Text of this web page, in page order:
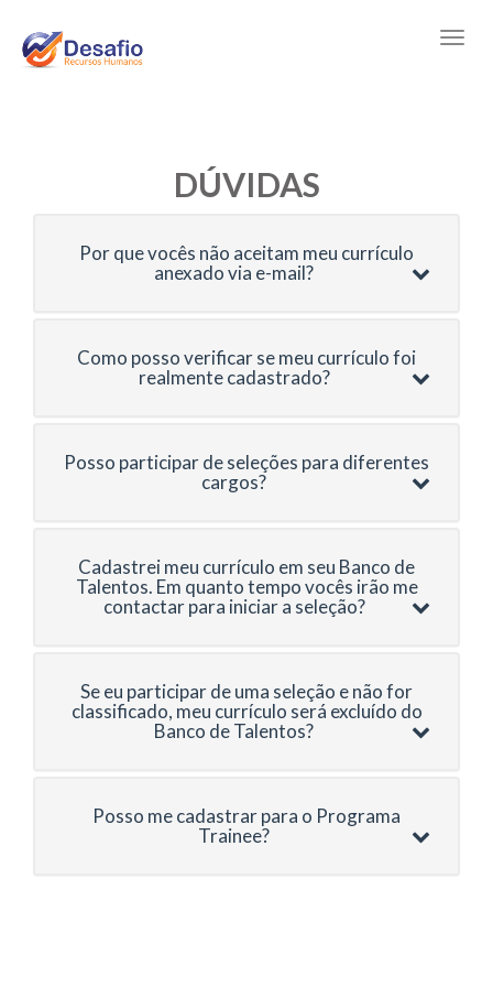
DÚVIDAS
Por que vocês não aceitam meu currículo
anexado via e-mail?
Como posso verificar se meu currículo foi
realmente cadastrado?
Posso participar de seleções para diferentes
cargos?
Cadastrei meu currículo em seu Banco de
Talentos. Em quanto tempo vocês irão me
contactar para iniciar a seleção?
Se eu participar de uma seleção e não for
classificado, meu currículo será excluído do
Banco de Talentos?
Posso me cadastrar para o Programa
Trainee?